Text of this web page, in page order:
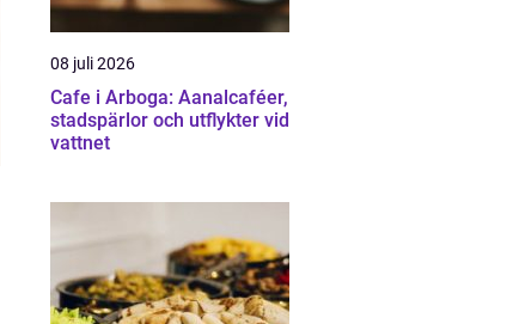
08 juli 2026
Cafe i Arboga: Aanalcaféer,
stadspärlor och utflykter vid
vattnet